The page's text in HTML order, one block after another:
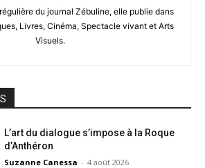
du journal Zébuline, elle publie dans
Livres, Cinéma, Spectacle vivant et Arts
Visuels.
L’art du dialogue s’impose à la Roque
d’Anthéron
Suzanne Canessa - 4 août 2026